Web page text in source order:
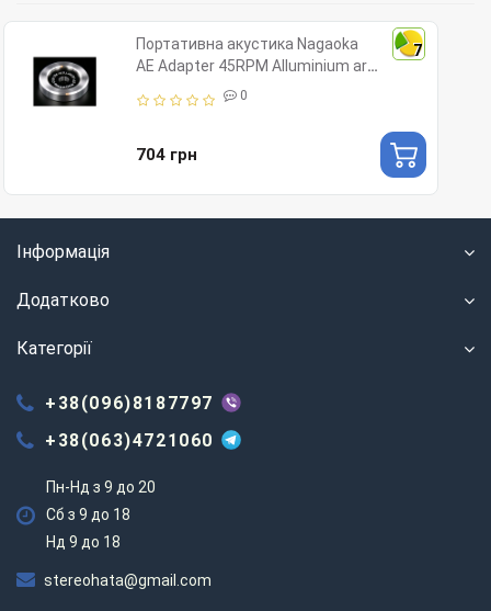
7
Портативна акустика Nagaoka
AE Adapter 45RPM Alluminium art
0
704 грн
Інформація
Додатково
Категорії
+38(096)8187797
+38(063)4721060
Пн-Нд з 9 до 20
Сб з 9 до 18
Нд 9 до 18
stereohata@gmail.com